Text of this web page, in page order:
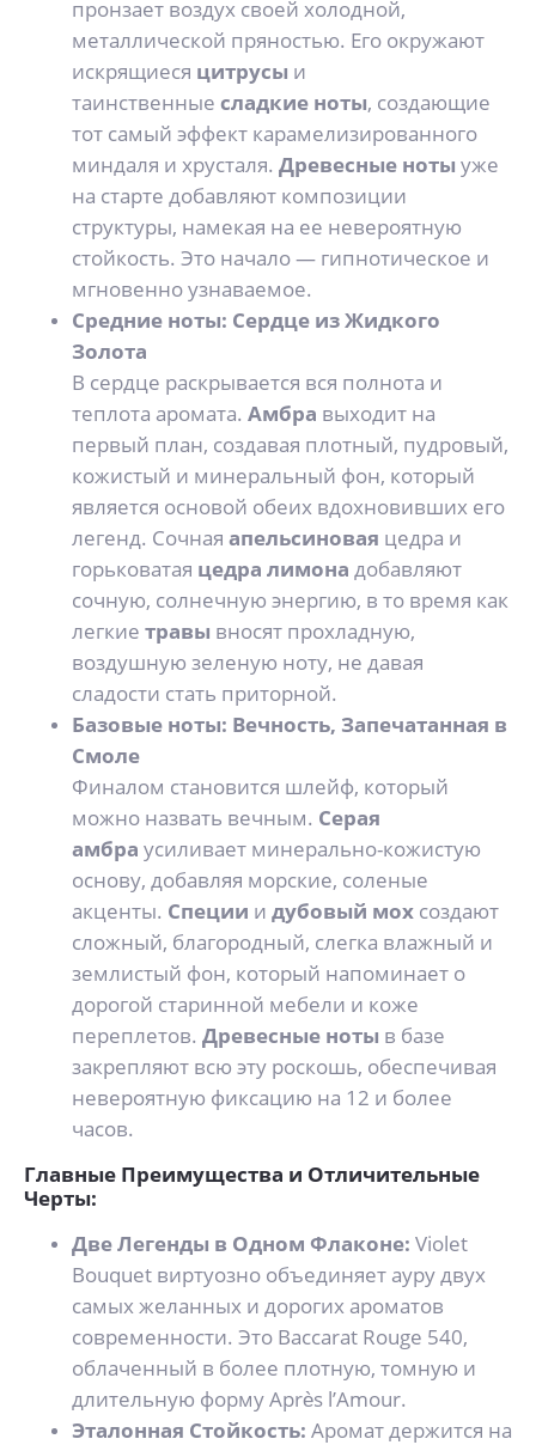
пронзает воздух своей холодной,
металлической пряностью. Его окружают
искрящиеся цитрусы и
таинственные сладкие ноты, создающие
тот самый эффект карамелизированного
миндаля и хрусталя. Древесные ноты уже
на старте добавляют композиции
структуры, намекая на ее невероятную
стойкость. Это начало — гипнотическое и
мгновенно узнаваемое.
Средние ноты: Сердце из Жидкого
Золота
В сердце раскрывается вся полнота и
теплота аромата. Амбра выходит на
первый план, создавая плотный, пудровый,
кожистый и минеральный фон, который
является основой обеих вдохновивших его
легенд. Сочная апельсиновая цедра и
горьковатая цедра лимона добавляют
сочную, солнечную энергию, в то время как
легкие травы вносят прохладную,
воздушную зеленую ноту, не давая
сладости стать приторной.
Базовые ноты: Вечность, Запечатанная в
Смоле
Финалом становится шлейф, который
можно назвать вечным. Серая
амбра усиливает минерально-кожистую
основу, добавляя морские, соленые
акценты. Специи и дубовый мох создают
сложный, благородный, слегка влажный и
землистый фон, который напоминает о
дорогой старинной мебели и коже
переплетов. Древесные ноты в базе
закрепляют всю эту роскошь, обеспечивая
невероятную фиксацию на 12 и более
часов.
Главные Преимущества и Отличительные
Черты:
Две Легенды в Одном Флаконе: Violet
Bouquet виртуозно объединяет ауру двух
самых желанных и дорогих ароматов
современности. Это Baccarat Rouge 540,
облаченный в более плотную, томную и
длительную форму Après l’Amour.
Эталонная Стойкость: Аромат держится на